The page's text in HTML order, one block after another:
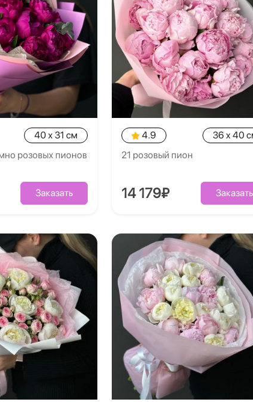
40 x 31 см
розовых пионов
Заказать
4.9
36 x 40
21 розовый пион
14 179₽ Заказать